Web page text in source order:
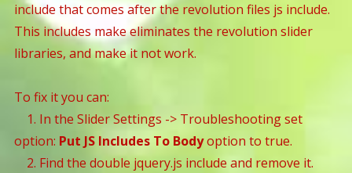
include that comes after the revolution files js include.
This includes make eliminates the revolution slider
libraries, and make it not work.
To fix it you can:
1. In the Slider Settings -> Troubleshooting set
option: Put JS Includes To Bodyoption to true.
2. Find the double jquery.js include and remove it.